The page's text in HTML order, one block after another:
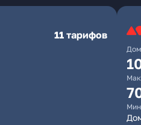
11 тарифов